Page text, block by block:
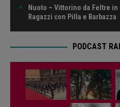
Nuoto – Vittorino da Feltre
Ragazzi con Pilla e Barbazza
PODCAST